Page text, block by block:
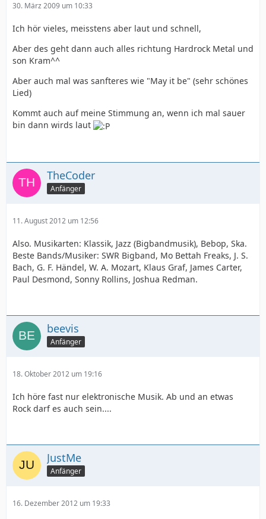
30. März 2009 um 10:33
Ich hör vieles, meisstens aber laut und schnell,
Aber des geht dann auch alles richtung Hardrock Metal und
son Kram^^
Aber auch mal was sanfteres wie "May it be" (sehr schönes
Lied)
Kommt auch auf meine Stimmung an, wenn ich mal sauer
bin dann wirds laut
TheCoder
Anfänger
11. August 2012 um 12:56
Also. Musikarten: Klassik, Jazz (Bigbandmusik), Bebop, Ska.
Beste Bands/Musiker: SWR Bigband, Mo Bettah Freaks, J. S.
Bach, G. F. Händel, W. A. Mozart, Klaus Graf, James Carter,
Paul Desmond, Sonny Rollins, Joshua Redman.
beevis
Anfänger
18. Oktober 2012 um 19:16
Ich höre fast nur elektronische Musik. Ab und an etwas
Rock darf es auch sein....
JustMe
Anfänger
16. Dezember 2012 um 19:33